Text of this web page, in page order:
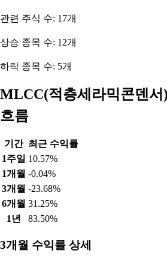
관련 주식 수: 17개
상승 종목 수: 12개
하락 종목 수: 5개
MLCC(적층세라믹콘덴서
흐름
기간 최근 수익률
1주일 10.57%
1개월 -0.04%
3개월 -23.68%
6개월 31.25%
1년
83.50%
3개월 수익률 상세